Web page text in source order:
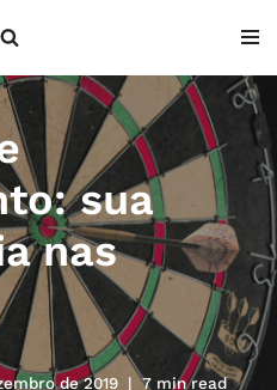
sua
nas
de 2019 7 min read